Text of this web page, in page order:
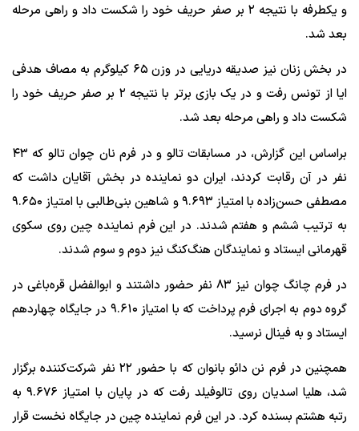
و یکطرفه با نتیجه ۲ بر صفر حریف خود را شکست داد و راهی مرحله
بعد شد.
در بخش زنان نیز صدیقه دریایی در وزن ۶۵ کیلوگرم به مصاف هدفی
ایا از تونس رفت و در یک بازی برتر با نتیجه ۲ بر صفر حریف خود را
شکست داد و راهی مرحله بعد شد.
براساس این گزارش، در مسابقات تالو و در فرم نان چوان تالو که ۴۳
نفر در آن رقابت کردند، ایران دو نماینده در بخش آقایان داشت که
مصطفی حسن‌زاده با امتیاز ۹.۶۹۳ و شاهین بنی‌طالبی با امتیاز ۹.۶۵۰
به ترتیب ششم و هفتم شدند. در این فرم نماینده چین روی سکوی
قهرمانی ایستاد و نمایندگان هنگ‌کنگ نیز دوم و سوم شدند.
در فرم چانگ چوان نیز ۸۳ نفر حضور داشتند و ابوالفضل قره‌باغی در
گروه دوم به اجرای فرم پرداخت که با امتیاز ۹.۶۱۰ در جایگاه چهاردهم
ایستاد و به فینال نرسید.
همچنین در فرم نن دائو بانوان که با حضور ۲۲ نفر شرکت‌کننده برگزار
شد، هلیا اسدیان روی تالوفیلد رفت که در پایان با امتیاز ۹.۶۷۶ به
رتبه هشتم بسنده کرد. در این فرم نماینده چین در جایگاه نخست قرار